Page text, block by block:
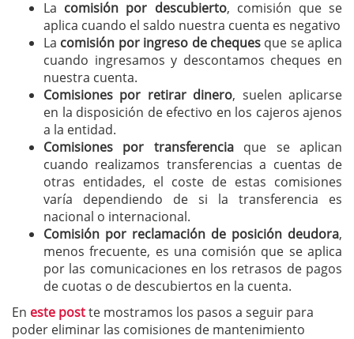
La comisión por descubierto, comisión que se
aplica cuando el saldo nuestra cuenta es negativo
La comisión por ingreso de chequesque se aplica
cuando ingresamos y descontamos cheques en
nuestra cuenta.
Comisiones por retirar dinero, suelen aplicarse
en la disposición de efectivo en los cajeros ajenos
a la entidad.
Comisiones por transferencia que se aplican
cuando realizamos transferencias a cuentas de
otras entidades, el coste de estas comisiones
varía dependiendo de si la transferencia es
nacional o internacional.
Comisión por reclamación de posición deudora,
menos frecuente, es una comisión que se aplica
por las comunicaciones en los retrasos de pagos
de cuotas o de descubiertos en la cuenta.
En este postte mostramos los pasos a seguir para
poder eliminar las comisiones de mantenimiento